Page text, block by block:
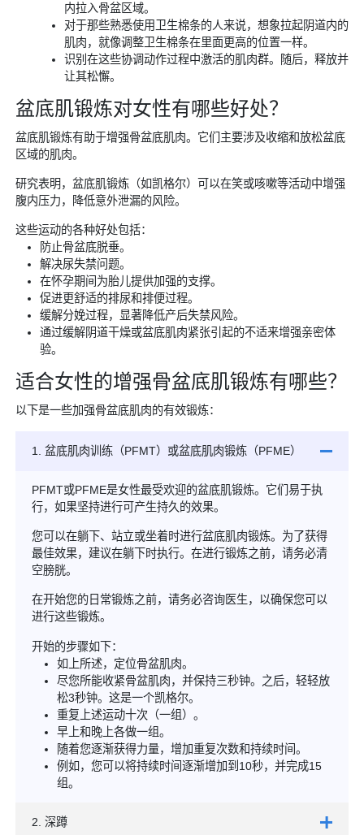
内拉入骨盆区域。
对于那些熟悉使用卫生棉条的人来说，想象拉起阴道内的
肌肉，就像调整卫生棉条在里面更高的位置一样。
识别在这些协调动作过程中激活的肌肉群。随后，释放并
让其松懈。
盆底肌锻炼对女性有哪些好处？
盆底肌锻炼有助于增强骨盆底肌肉。它们主要涉及收缩和放松盆底
区域的肌肉。
研究表明，盆底肌锻炼（如凯格尔）可以在笑或咳嗽等活动中增强
腹内压力，降低意外泄漏的风险。
这些运动的各种好处包括：
防止骨盆底脱垂。
解决尿失禁问题。
在怀孕期间为胎儿提供加强的支撑。
促进更舒适的排尿和排便过程。
缓解分娩过程，显著降低产后失禁风险。
通过缓解阴道干燥或盆底肌肉紧张引起的不适来增强亲密体
验。
适合女性的增强骨盆底肌锻炼有哪些？
以下是一些加强骨盆底肌肉的有效锻炼：
1. 盆底肌肉训练（PFMT）或盆底肌肉锻炼（PFME）
PFMT或PFME是女性最受欢迎的盆底肌锻炼。它们易于执
行，如果坚持进行可产生持久的效果。
您可以在躺下、站立或坐着时进行盆底肌肉锻炼。为了获得
最佳效果，建议在躺下时执行。在进行锻炼之前，请务必清
空膀胱。
在开始您的日常锻炼之前，请务必咨询医生，以确保您可以
进行这些锻炼。
开始的步骤如下：
如上所述，定位骨盆肌肉。
尽您所能收紧骨盆肌肉，并保持三秒钟。之后，轻轻放
松3秒钟。这是一个凯格尔。
重复上述运动十次（一组）。
早上和晚上各做一组。
随着您逐渐获得力量，增加重复次数和持续时间。
例如，您可以将持续时间逐渐增加到10秒，并完成15
组。
2. 深蹲